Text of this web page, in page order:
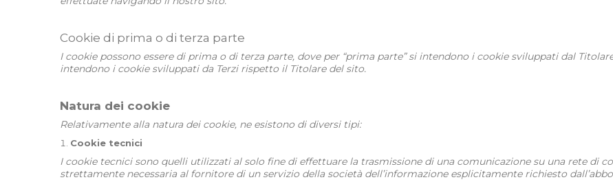
Cookie di prima o di terza parte
I cookie possono essere di prima o di terza parte, dove per “prima parte” si intendono i cookie sviluppati dal
intendono i cookie sviluppati da Terzi rispetto il Titolare del sito.
Natura dei cookie
Relativamente alla natura dei cookie, ne esistono di diversi tipi:
Cookie tecnici
I cookie tecnici sono quelli utilizzati al solo fine di effettuare la trasmissione di una comunicazione su una rete di
strettamente necessaria al fornitore di un servizio della società dell’informazione esplicitamente richiesto